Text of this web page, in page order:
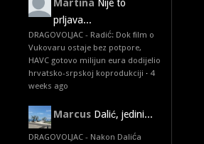
Martina Nije to
prljava...
DRAGOVOLJAC - Radić: Dok film o
Vukovaru ostaje bez potpore,
HAVC gotovo milijun eura dodijelio
hrvatsko-srpskoj koprodukciji · 4
weeks ago
Marcus Dalić, jedini...
DRAGOVOLJAC - Nakon Dalića